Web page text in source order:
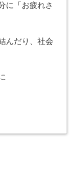
に「お疲れさ
んだり、社会